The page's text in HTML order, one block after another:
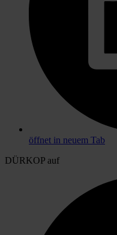
öffnet in neuem Tab
DÜRKOP auf